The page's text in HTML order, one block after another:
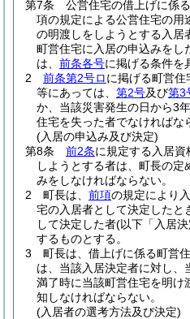
第7条
公営住宅の借上げに係
項の規定による公営住宅の用
の明渡しをしようとする入居
町営住宅に入居の申込みをし
は、 前条各号に掲げる条件を
2
前条第2号ロに掲げる町営住
等にあっては、 第2号及び第3
か、当該災害発生の日から3
住宅を失った者でなければな
(入居の申込み及び決定)
第8条
前2条に規定する入居
しようとする者は、町長の
みをしなければならない。
2
町長は、 前項の規定により
宅の入居者として決定したと
して決定した者(以下「入居
するものとする。
3
町長は、借上げに係る町営
は、当該入居決定者に対し
満了時に当該町営住宅を明け
知しなければならない。
(入居者の選考方法及び決定)